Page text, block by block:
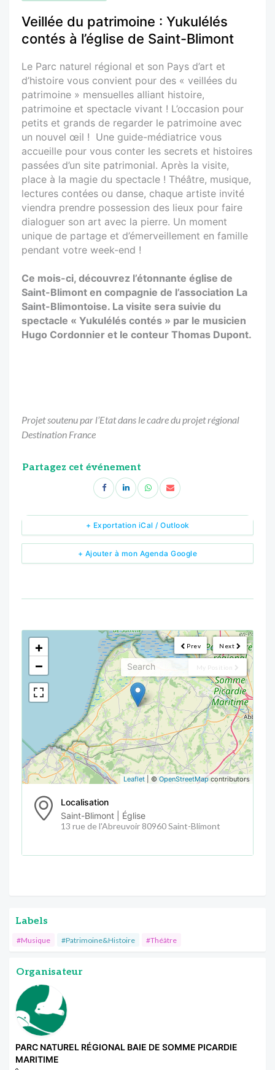
Veillée du patrimoine : Yukulélés
contés à l’église de Saint-Blimont
Le Parc naturel régional et son Pays d’art et
d’histoire vous convient pour des « veillées du
patrimoine » mensuelles alliant histoire,
patrimoine et spectacle vivant ! L’occasion pour
petits et grands de regarder le patrimoine avec
un nouvel œil ! Une guide-médiatrice vous
accueille pour vous conter les secrets et histoires
passées d’un site patrimonial. Après la visite,
place à la magie du spectacle ! Théâtre, musique,
lectures contées ou danse, chaque artiste invité
viendra prendre possession des lieux pour faire
dialoguer son art avec la pierre. Un moment
unique de partage et d’émerveillement en famille
pendant votre week-end !
Ce mois-ci, découvrez l’étonnante église de
Saint-Blimont en compagnie de l’association La
Saint-Blimontoise. La visite sera suivie du
spectacle « Yukulélés contés » par le musicien
Hugo Cordonnier et le conteur Thomas Dupont.
Projet soutenu par l’Etat dans le cadre du projet régional
Destination France
Partagez cet événement
+ Ajouter à mon Agenda Google
+ Exportation iCal / Outlook
Next
Prev
My Position
<!---->
+
−
Leaflet | © OpenStreetMapcontributors
Localisation
Saint-Blimont | Église
13 rue de l'Abreuvoir 80960 Saint-Blimont
Labels
#Musique #Patrimoine&Histoire #Théâtre
Organisateur
PARC NATUREL RÉGIONAL BAIE DE SOMME PICARDIE
MARITIME